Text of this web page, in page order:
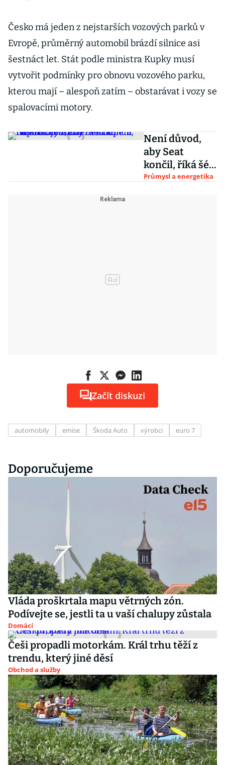
Česko má jeden z nejstarších vozových parků v
Evropě, průměrný automobil brázdí silnice asi
šestnáct let. Stát podle ministra Kupky musí
vytvořit podmínky pro obnovu vozového parku,
kterou mají – alespoň zatím – obstarávat i vozy se
spalovacími motory.
Není důvod,
aby Seat
končil, říká šéf
českého
Průmysl a energetika
Začít diskuzi
automobily emise Škoda Auto výrobci euro 7
Doporučujeme
Vláda proškrtala mapu větrných zón.
Podívejte se, jestli ta u vaší chalupy zůstala
Domácí
Češi propadli motorkám. Král trhu těží z
trendu, který jiné děsí
Obchod a služby